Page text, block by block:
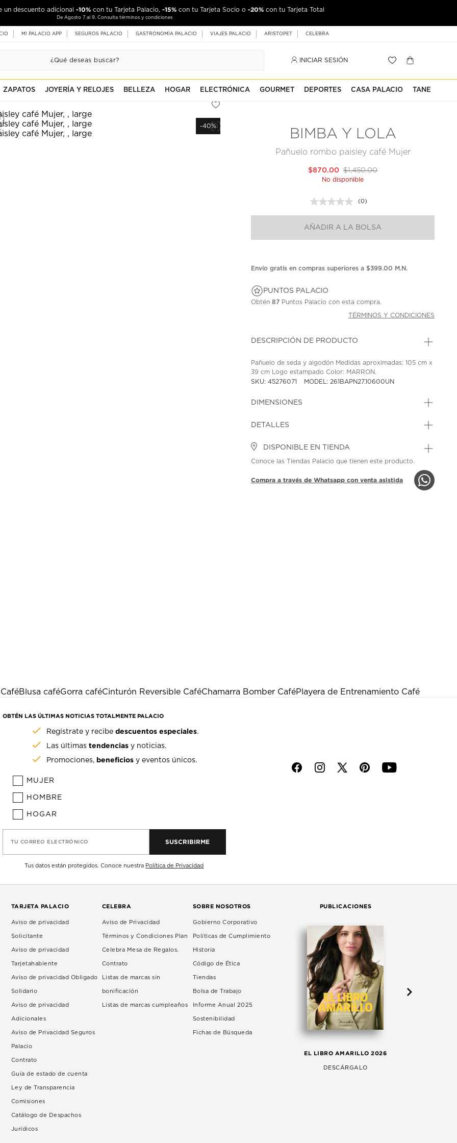
un descuento adicional -10% con tu Tarjeta Palacio, -15% con tu Tarjeta Socio o -20% con tu Tarjeta Total
De Agosto 7 al 9. Consulta términos y condiciones
MI PALACIO APP SEGUROS PALACIO GASTRONOMÍA PALACIO VIAJES PALACIO ARISTOPET CELEBRA
INICIAR SESIÓN
ZAPATOS JOYERÍA Y RELOJES BELLEZA HOGAR ELECTRÓNICA GOURMET DEPORTES CASA PALACIO TANE
-40%
BIMBA Y LOLA
Pañuelo rombo paisley café Mujer
$1,450.00
$870.00
No disponible
Sin
puntuación.
en
la
(0)
AÑADIR A LA BOLSA
Envío gratis en compras superiores a $399.00 M.N.
PUNTOS PALACIO
Obtén87 Puntos Palacio con esta compra.
TÉRMINOS Y CONDICIONES
DESCRIPCIÓN DE PRODUCTO
Pañuelo de seda y algodón Medidas aproximadas: 105 cm x
39 cm Logo estampado Color: MARRON.
SKU: 45276071
MODEL: 261BAPN27.10600UN
DIMENSIONES
DETALLES
DISPONIBLE EN TIENDA
Conoce las Tiendas Palacio que tienen este producto.
Compra a través de Whatsapp con venta asistida
Blusa caféGorra caféCinturón Reversible CaféChamarra Bomber CaféPlayera de Entrenamiento Café
OBTÉN LAS ÚLTIMAS NOTICIAS TOTALMENTE PALACIO
Regístrate y recibedescuentos especiales.
Las últimastendencias y noticias.
Promociones, beneficios y eventos únicos.
MUJER
HOMBRE
HOGAR
TU CORREO ELECTRÓNICO SUSCRIBIRME
Tus datos están protegidos. Conoce nuestra Política de Privacidad
f i p y
TARJETA PALACIO
Aviso de privacidad
Solicitante
Aviso de privacidad
Tarjetahabiente
Aviso de privacidad Obligado
Solidario
Aviso de privacidad
Adicionales
Aviso de Privacidad Seguros
Palacio
Contrato
Guía de estado de cuenta
Ley de Transparencia
Comisiones
Catálogo de Despachos
Jurídicos
CELEBRA
Aviso de Privacidad
Términos y Condiciones Plan
Celebra Mesa de Regalos.
Contrato
Listas de marcas sin
bonificación
Listas de marcas cumpleaños
SOBRE NOSOTROS
Gobierno Corporativo
Políticas de Cumplimiento
Historia
Código de Ética
Tiendas
Bolsa de Trabajo
Informe Anual 2025
Sostenibilidad
Fichas de Búsqueda
PUBLICACIONES
EL LIBRO AMARILLO 2026
DESCÁRGALO